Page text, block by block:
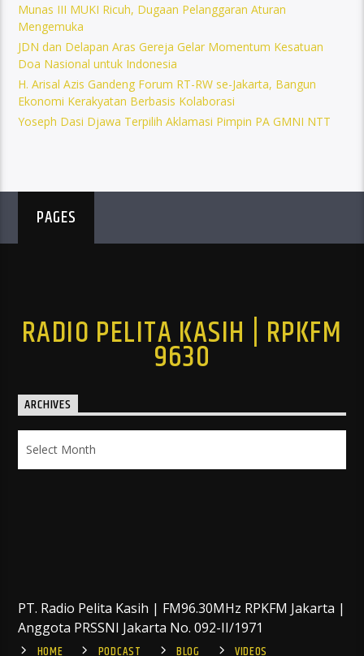
Munas III MUKI Ricuh, Dugaan Pelanggaran Aturan
Mengemuka
JDN dan Delapan Aras Gereja Gelar Momentum Kesatuan
Doa Nasional untuk Indonesia
H. Arisal Azis Gandeng Forum RT-RW se-Jakarta, Bangun
Ekonomi Kerakyatan Berbasis Kolaborasi
Yoseph Dasi Djawa Terpilih Aklamasi Pimpin PA GMNI NTT
PAGES
RADIO PELITA KASIH | RPKFM
9630
ARCHIVES
PT. Radio Pelita Kasih | FM96.30MHz RPKFM Jakarta |
Anggota PRSSNI Jakarta No. 092-II/1971
HOME
PODCAST BLOG VIDEOS